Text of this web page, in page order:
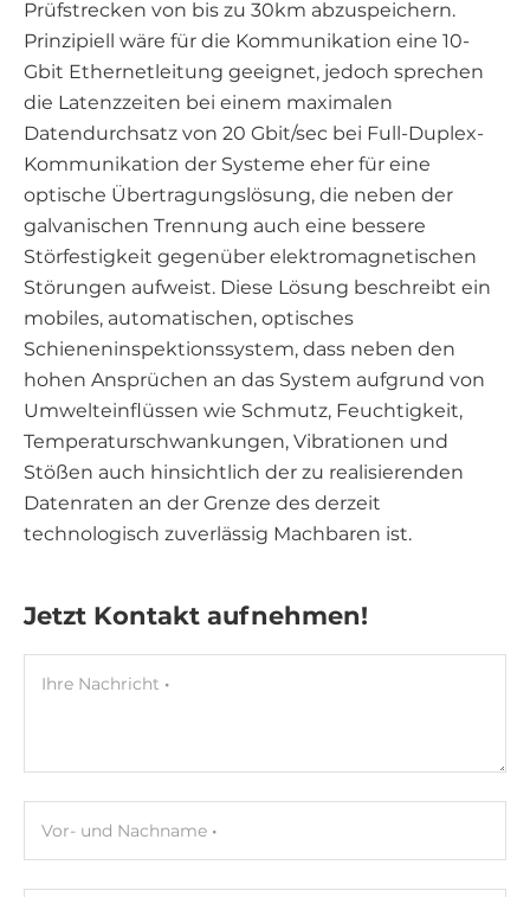
Prüfstrecken von bis zu 30km abzuspeichern.
Prinzipiell wäre für die Kommunikation eine 10-
Gbit Ethernetleitung geeignet, jedoch sprechen
die Latenzzeiten bei einem maximalen
Datendurchsatz von 20 Gbit/sec bei Full-Duplex-
Kommunikation der Systeme eher für eine
optische Übertragungslösung, die neben der
galvanischen Trennung auch eine bessere
Störfestigkeit gegenüber elektromagnetischen
Störungen aufweist. Diese Lösung beschreibt ein
mobiles, automatischen, optisches
Schieneninspektionssystem, dass neben den
hohen Ansprüchen an das System aufgrund von
Umwelteinflüssen wie Schmutz, Feuchtigkeit,
Temperaturschwankungen, Vibrationen und
Stößen auch hinsichtlich der zu realisierenden
Datenraten an der Grenze des derzeit
technologisch zuverlässig Machbaren ist.
Jetzt Kontakt aufnehmen!
Ihre Nachricht
Vor- und Nachname